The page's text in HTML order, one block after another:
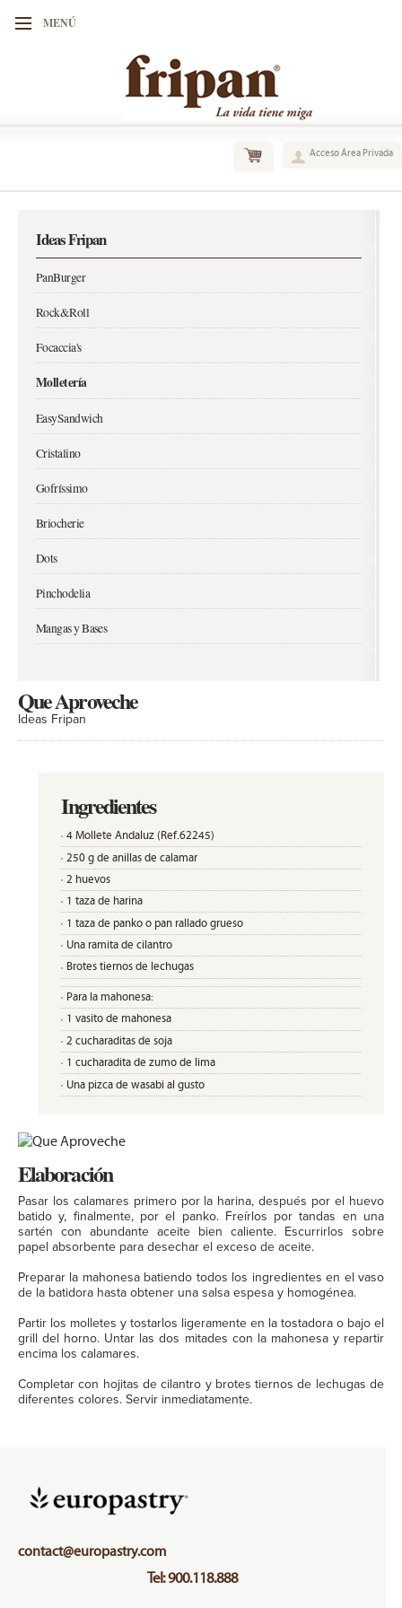
MENÚ
Acceso Área Privada
Ideas Fripan
PanBurger
Rock&Roll
Focaccia's
Molletería
EasySandwich
Cristalino
Gofríssimo
Briocherie
Dots
Pinchodelia
Mangas y Bases
Que Aproveche
Ideas Fripan
Ingredientes
4 Mollete Andaluz (Ref.62245)
250 g de anillas de calamar
2 huevos
1 taza de harina
1 taza de panko o pan rallado grueso
Una ramita de cilantro
Brotes tiernos de lechugas
Para la mahonesa:
1 vasito de mahonesa
2 cucharaditas de soja
1 cucharadita de zumo de lima
Una pizca de wasabi al gusto
Elaboración
Pasar los calamares primero por la harina, después por el huevo
batido y, finalmente, por el panko. Freírlos por tandas en una
sartén con abundante aceite bien caliente. Escurrirlos sobre
papel absorbente para desechar el exceso de aceite.
Preparar la mahonesa batiendo todos los ingredientes en el vaso
de la batidora hasta obtener una salsa espesa y homogénea.
Partir los molletes y tostarlos ligeramente en la tostadora o bajo el
grill del horno. Untar las dos mitades con la mahonesa y repartir
encima los calamares.
Completar con hojitas de cilantro y brotes tiernos de lechugas de
diferentes colores. Servir inmediatamente.
contact@europastry.com
Tel: 900.118.888